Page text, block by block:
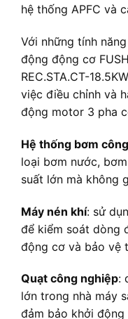
hệ thống APFC và
Với những tính
động động cơ
REC.STA.CT-
việc điều chỉnh và
động motor 3 pha
Hệ thống bơm
loại bơm nước,
suất lớn mà không
Máy nén khí: sử
để kiểm soát dòng
động cơ và bảo vệ
Quạt công nghiệp:
lớn trong nhà máy
đảm bảo khởi